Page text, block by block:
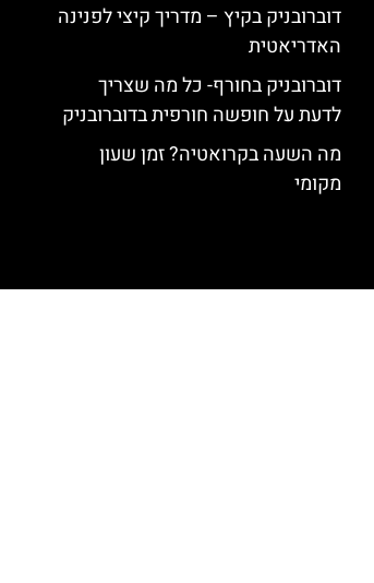
דוברובניק בקיץ – מדריך קיצי לפנינה
האדריאטית
דוברובניק בחורף- כל מה שצריך
לדעת על חופשה חורפית בדוברובניק
מה השעה בקרואטיה? זמן שעון
מקומי